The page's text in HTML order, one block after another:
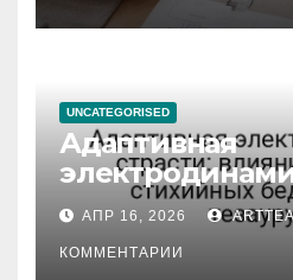
UNCATEGORISED
Адаптивная
влияние
стихийных
тезауруса
АПР 16, 2026
КОММЕНТАРИИ